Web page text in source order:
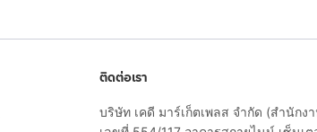
ติดต่อเรา
บริษัท เคดี มาร์เก็ตเพลส จำกัด (สำนักง